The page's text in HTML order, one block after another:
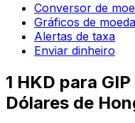
Conversor de
Gráficos de
Alertas de taxa
Enviar dinheiro
1 HKD para
Dólares de